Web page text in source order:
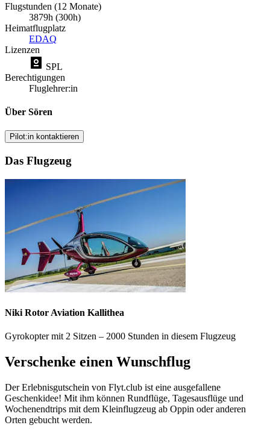
Flugstunden (12 Monate)
3879h (300h)
Heimatflugplatz
EDAQ
Lizenzen
SPL
Berechtigungen
Fluglehrer:in
Über Sören
Pilot:in kontaktieren
Das Flugzeug
Niki Rotor Aviation Kallithea
Gyrokopter mit 2 Sitzen – 2000 Stunden in diesem Flugzeug
Verschenke einen Wunschflug
Der Erlebnisgutschein von Flyt.club ist eine ausgefallene
Geschenkidee! Mit ihm können Rundflüge, Tagesausflüge und
Wochenendtrips mit dem Kleinflugzeug ab Oppin oder anderen
Orten gebucht werden.